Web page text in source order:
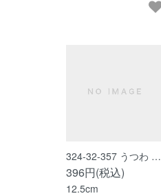
324-32-357 うつわ …
396円(税込)
12.5cm